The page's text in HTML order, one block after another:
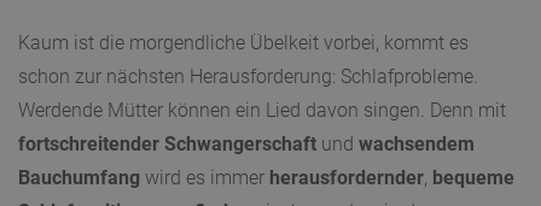
Kaum ist die morgendliche Übelkeit vorbei, kommt es
schon zur nächsten Herausforderung: Schlafprobleme.
Werdende Mütter können ein Lied davon singen. Denn mit
fortschreitender Schwangerschaft und wachsendem
Bauchumfang wird es immer herausfordernder, bequeme